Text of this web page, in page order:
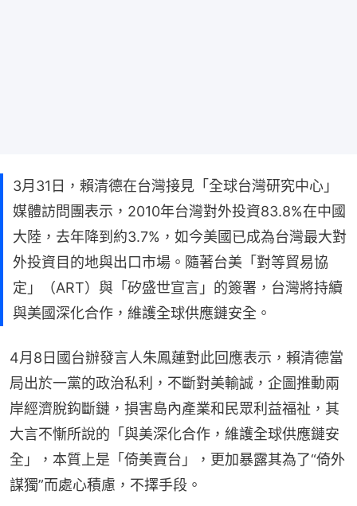
3月31日，賴清德在台灣接見「全球台灣研究中心」
媒體訪問團表示，2010年台灣對外投資83.8%在中國
大陸，去年降到約3.7%，如今美國已成為台灣最大對
外投資目的地與出口市場。隨著台美「對等貿易協
定」（ART）與「矽盛世宣言」的簽署，台灣將持續
與美國深化合作，維護全球供應鏈安全。
4月8日國台辦發言人朱鳳蓮對此回應表示，賴清德當
局出於一黨的政治私利，不斷對美輸誠，企圖推動兩
岸經濟脫鈎斷鏈，損害島內產業和民眾利益福祉，其
大言不慚所說的「與美深化合作，維護全球供應鏈安
全」，本質上是「倚美賣台」，更加暴露其為了“倚外
謀獨”而處心積慮，不擇手段。